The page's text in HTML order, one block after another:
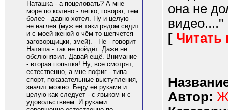
Наташка - а поцеловать? А мне
море по колено - легко, говорю, тем
более - давно хотел. Ну и целую -
не наглея (муж её таки рядом сидит
и с моей женой о чём-то шепчется
заговорщицки, змей). - Не - говорит
Наташа - так не пойдёт. Даже не
обслюнявил. Давай ещё. Внимание
- вторая попытка! Ну, все смотрят,
естественно, а мне пофиг - типа
спорт, показательные выступления,
значит можно. Беру её руками и
целую как следует - с языком и с
удовольствием. И руками
она не
видео...."
[ Читать
Автор: